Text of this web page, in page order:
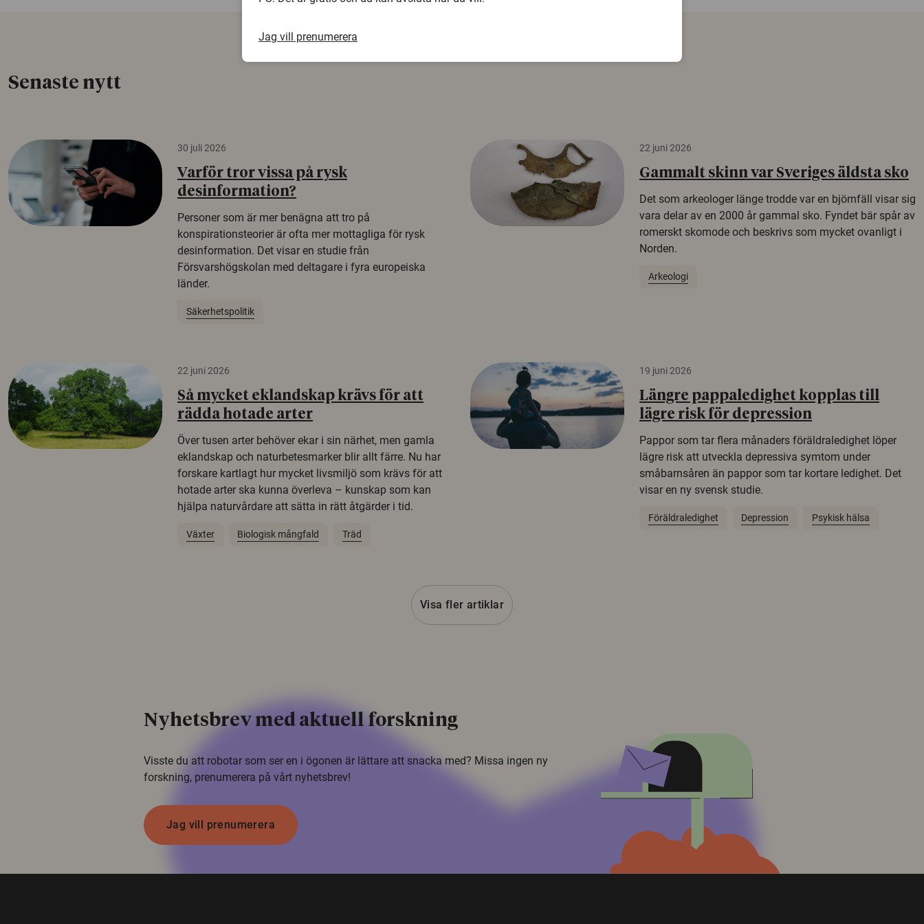
Senaste nytt
30 juli 2026
Varför tror vissa på rysk
desinformation?
Personer som är mer benägna att tro på
konspirationsteorier är ofta mer mottagliga för rysk
desinformation. Det visar en studie från
Försvarshögskolan med deltagare i fyra europeiska
länder.
Säkerhetspolitik
22 juni 2026
Gammalt skinn var Sveriges äldsta sko
Det som arkeologer länge trodde var en björnfäll visar sig
vara delar av en 2000 år gammal sko. Fyndet bär spår av
romerskt skomode och beskrivs som mycket ovanligt i
Norden.
Arkeologi
22 juni 2026
Så mycket eklandskap krävs för att
rädda hotade arter
Över tusen arter behöver ekar i sin närhet, men gamla
eklandskap och naturbetesmarker blir allt färre. Nu har
forskare kartlagt hur mycket livsmiljö som krävs för att
hotade arter ska kunna överleva – kunskap som kan
hjälpa naturvårdare att sätta in rätt åtgärder i tid.
Växter Biologisk mångfald Träd
19 juni 2026
Längre pappaledighet kopplas till
lägre risk för depression
Pappor som tar flera månaders föräldraledighet löper
lägre risk att utveckla depressiva symtom under
småbarnsåren än pappor som tar kortare ledighet. Det
visar en ny svensk studie.
Föräldraledighet Depression Psykisk hälsa
Visa fler artiklar
Nyhetsbrev med aktuell forskning
Visste du att robotar som ser en i ögonen är lättare att snacka med? Missa ingen ny
forskning, prenumerera på vårt nyhetsbrev!
Jag vill prenumerera
Jag vill prenumerera